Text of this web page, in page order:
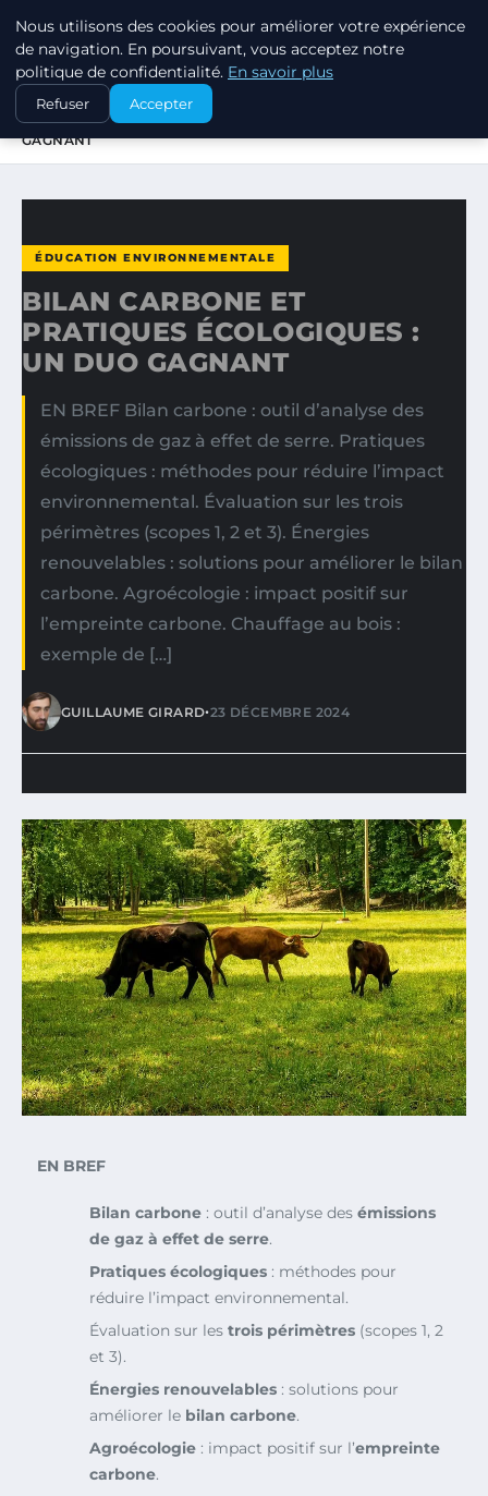
EXXON CLIMATE FOOTPRINT
ACCUEIL
ÉDUCATION ENVIRONNEMENTALE
BILAN CARBONE ET PRATIQUES ÉCOLOGIQUES : UN DUO
GAGNANT
ÉDUCATION ENVIRONNEMENTALE
BILAN CARBONE ET
PRATIQUES ÉCOLOGIQUES :
UN DUO GAGNANT
EN BREF Bilan carbone : outil d’analyse des
émissions de gaz à effet de serre. Pratiques
écologiques : méthodes pour réduire l’impact
environnemental. Évaluation sur les trois
périmètres (scopes 1, 2 et 3). Énergies
renouvelables : solutions pour améliorer le bilan
carbone. Agroécologie : impact positif sur
l’empreinte carbone. Chauffage au bois :
exemple de […]
GUILLAUME GIRARD•23 DÉCEMBRE 2024
EN BREF
Bilan carbone : outil d’analyse des émissions
de gaz à effet de serre.
Pratiques écologiques : méthodes pour
réduire l’impact environnemental.
Évaluation sur les trois périmètres (scopes 1, 2
et 3).
Énergies renouvelables : solutions pour
améliorer le bilan carbone.
Agroécologie : impact positif sur l’empreinte
carbone.
Nous utilisons des cookies pour améliorer votre expérience
de navigation. En poursuivant, vous acceptez notre
politique de confidentialité. En savoir plus
Refuser Accepter